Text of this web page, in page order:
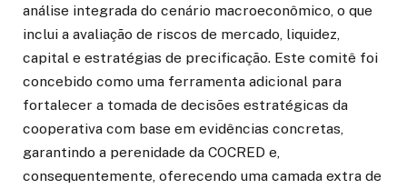
análise integrada do cenário macroeconômico, o que
inclui a avaliação de riscos de mercado, liquidez,
capital e estratégias de precificação. Este comitê foi
concebido como uma ferramenta adicional para
fortalecer a tomada de decisões estratégicas da
cooperativa com base em evidências concretas,
garantindo a perenidade da COCRED e,
consequentemente, oferecendo uma camada extra de